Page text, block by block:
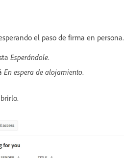
el paso de firma en persona.
Esperándole.
En espera de alojamiento.